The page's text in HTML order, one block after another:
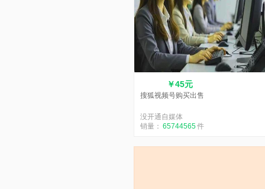
￥45元
搜狐视频号购买出售
没开通自媒体
销量： 65744565件